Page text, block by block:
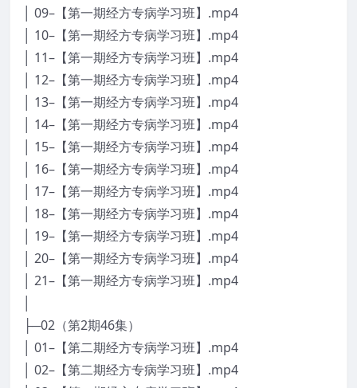
│ 09–【第一期经方专病学习班】.mp4
│ 10–【第一期经方专病学习班】.mp4
│ 11–【第一期经方专病学习班】.mp4
│ 12–【第一期经方专病学习班】.mp4
│ 13–【第一期经方专病学习班】.mp4
│ 14–【第一期经方专病学习班】.mp4
│ 15–【第一期经方专病学习班】.mp4
│ 16–【第一期经方专病学习班】.mp4
│ 17–【第一期经方专病学习班】.mp4
│ 18–【第一期经方专病学习班】.mp4
│ 19–【第一期经方专病学习班】.mp4
│ 20–【第一期经方专病学习班】.mp4
│ 21–【第一期经方专病学习班】.mp4
├─02（第2期46集）
│ 01–【第二期经方专病学习班】.mp4
│ 02–【第二期经方专病学习班】.mp4